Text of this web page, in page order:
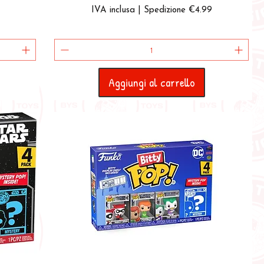
IVA inclusa Spedizione €4.99
Aggiungi al carrello